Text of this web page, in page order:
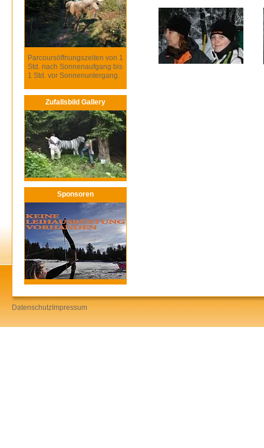
Parcoursöffnungszeiten von 1
Std. nach Sonnenaufgang bis
1 Std. vor Sonnenuntergang.
Zufallsbild Gallery
Sponsoren
Datenschutz Impressum